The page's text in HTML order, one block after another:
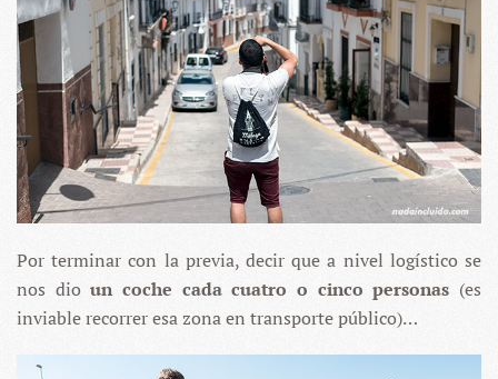
Por terminar con la previa, decir que a nivel logístico se
nos dioun coche cada cuatro o cinco personas (es
inviable recorrer esa zona en transporte público)…